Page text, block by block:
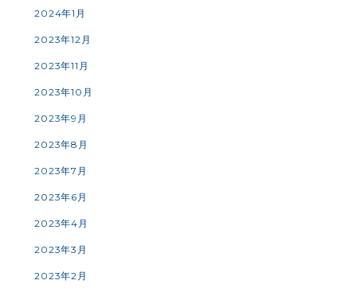
2024年1月
2023年12月
2023年11月
2023年10月
2023年9月
2023年8月
2023年7月
2023年6月
2023年4月
2023年3月
2023年2月